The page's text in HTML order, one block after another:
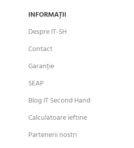
INFORMAȚII
Despre IT-SH
Contact
Garanție
SEAP
Blog IT Second Hand
Calculatoare ieftine
Partenerii nostri